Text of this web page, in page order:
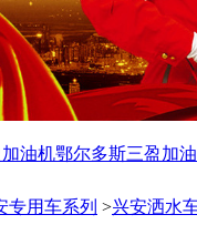
油机鄂尔多斯三盈加
专用车系列 >兴安洒水